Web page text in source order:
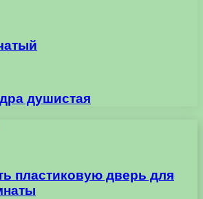
душистая
пластиковую дверь для